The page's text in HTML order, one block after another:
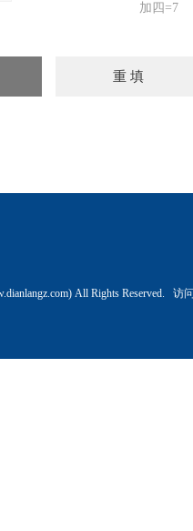
加四=7
All Rights Reserved. 访